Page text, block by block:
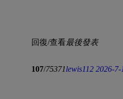
回復/查看最後發表
107/75371lewis112 2026-